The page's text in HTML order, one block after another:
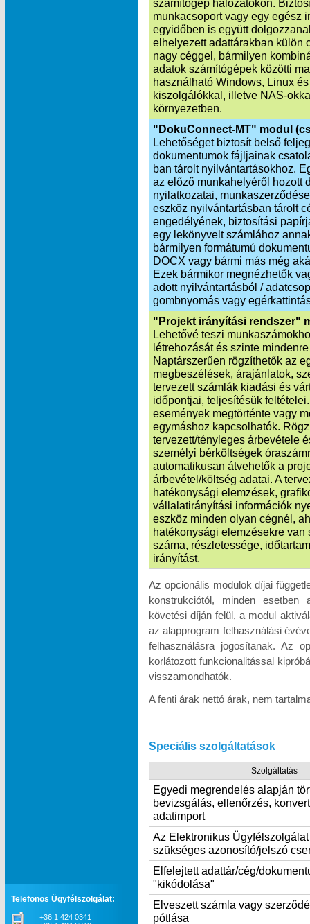
számítógép hálózatokon.
munkacsoport vagy egy egész
egyidőben is együtt
elhelyezett adattárakban külön
nagy céggel, bármilyen
adatok számítógépek közötti
használható Windows, Linux
kiszolgálókkal, illetve NAS-
környezetben.
"DokuConnect-MT" modul
Lehetőséget biztosít belső
dokumentumok fájljainak
ban tárolt nyilvántartásokhoz.
az előző munkahelyéről hozott
nyilatkozatai,
eszköz nyilvántartásban tárolt
engedélyének, biztosítási
egy lekönyvelt számlához
bármilyen formátumú
DOCX vagy bármi más még
Ezek bármikor megnézhetők
adott nyilvántartásból /
gombnyomás vagy
"Projekt irányítási rendszer"
Lehetővé teszi
létrehozását és szinte
Naptárszerűen rögzíthetők az
megbeszélések, árajánlatok,
tervezett számlák kiadási és
időpontjai, teljesítésük
események megtörténte vagy
egymáshoz kapcsolhatók.
tervezett/tényleges árbevétele
személyi bérköltségek
automatikusan átvehetők a
árbevétel/költség adatai. A
hatékonysági elemzések,
vállalatirányítási információk
eszköz minden olyan cégnél,
hatékonysági elemzésekre van
száma, részletessége,
irányítást.
Az opcionális modulok díjai
konstrukciótól, minden
követési díján felül, a modul
az alapprogram felhasználási
felhasználásra jogosítanak. Az
korlátozott funkcionalitással
visszamondhatók.
A fenti árak nettó árak, nem
Speciális szolgáltatások
Szolgáltatás
Egyedi megrendelés alapján
bevizsgálás, ellenőrzés,
adatimport
Az Elektronikus
szükséges azonosító/jelszó
Elfelejtett adattár/cég/
"kikódolása"
Elveszett számla vagy
pótlása
Telefonos Ügyfélszolgálat:
+36 1 424 0341